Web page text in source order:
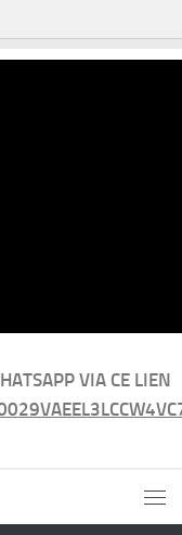
VIA CE LIEN